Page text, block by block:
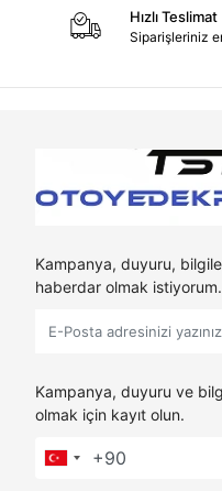
Hızlı Teslimat
Siparişleriniz
Kampanya, duyuru,
haberdar olmak istiyorum.
Kampanya, duyuru ve
olmak için kayıt olun.